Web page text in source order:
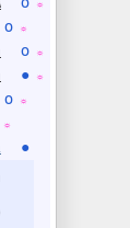
☼
☼
o
☼
o
☼
●
☼
o
☼
●